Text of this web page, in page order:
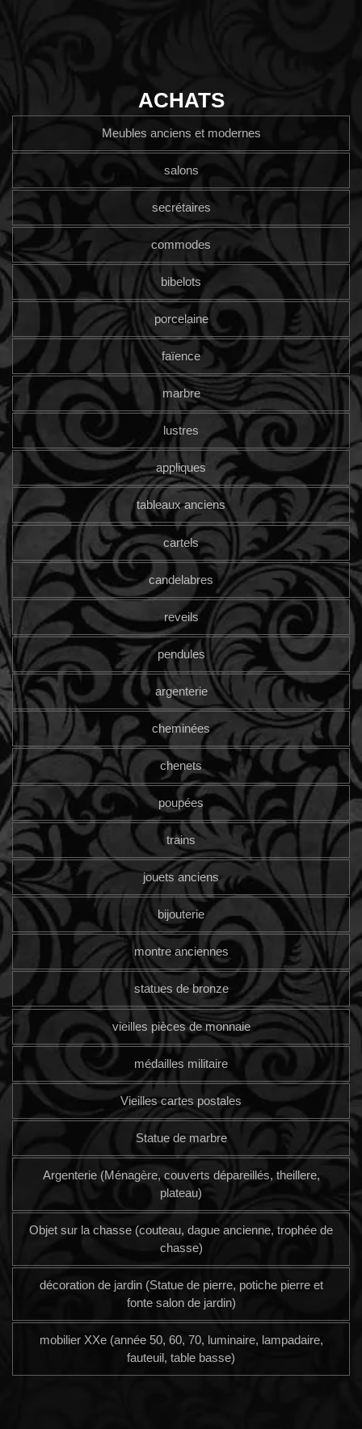
ACHATS
Meubles anciens et modernes
salons
secrétaires
commodes
bibelots
porcelaine
faïence
marbre
lustres
appliques
tableaux anciens
cartels
candelabres
reveils
pendules
argenterie
cheminées
chenets
poupées
trains
jouets anciens
bijouterie
montre anciennes
statues de bronze
vieilles pièces de monnaie
médailles militaire
Vieilles cartes postales
Statue de marbre
Argenterie (Ménagère, couverts dépareillés, theillere,
plateau)
Objet sur la chasse (couteau, dague ancienne, trophée de
chasse)
décoration de jardin (Statue de pierre, potiche pierre et
fonte salon de jardin)
mobilier XXe (année 50, 60, 70, luminaire, lampadaire,
fauteuil, table basse)